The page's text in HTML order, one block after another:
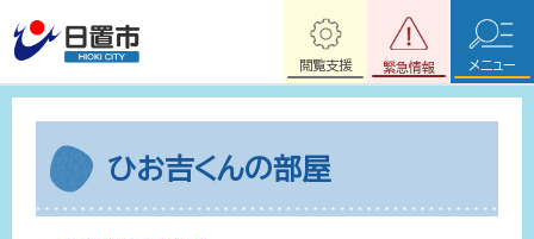
緊急情報
閲覧支援 メニュー
ひお吉くんの部屋